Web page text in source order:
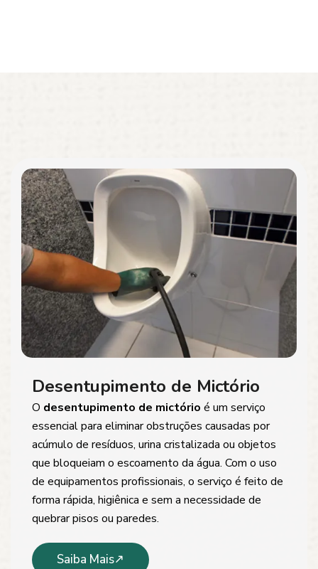
Desentupimento de Mictório
O desentupimento de mictório é um serviço
essencial para eliminar obstruções causadas por
acúmulo de resíduos, urina cristalizada ou objetos
que bloqueiam o escoamento da água. Com o uso
de equipamentos profissionais, o serviço é feito de
forma rápida, higiênica e sem a necessidade de
quebrar pisos ou paredes.
Saiba Mais